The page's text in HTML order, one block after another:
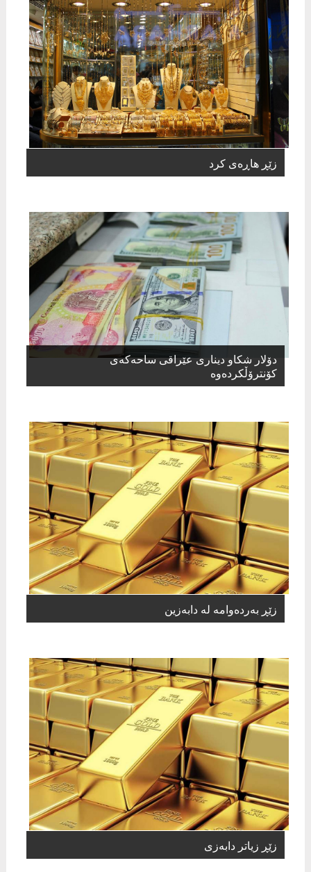
زێڕ هاڕەی کرد
دۆلار شكاو دیناری عێراقی ساحەكەی
كۆنترۆڵكردەوە
زێڕ بەردەوامە لە دابەزین
زێڕ زیاتر دابەزی